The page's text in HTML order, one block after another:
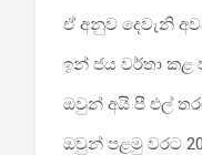
ඒ අනුව දෙවැනි
ඉන් ජය වර්තා කළ
ඔවුන් අයි පී එල්
ඔවුන් පළමු වරට